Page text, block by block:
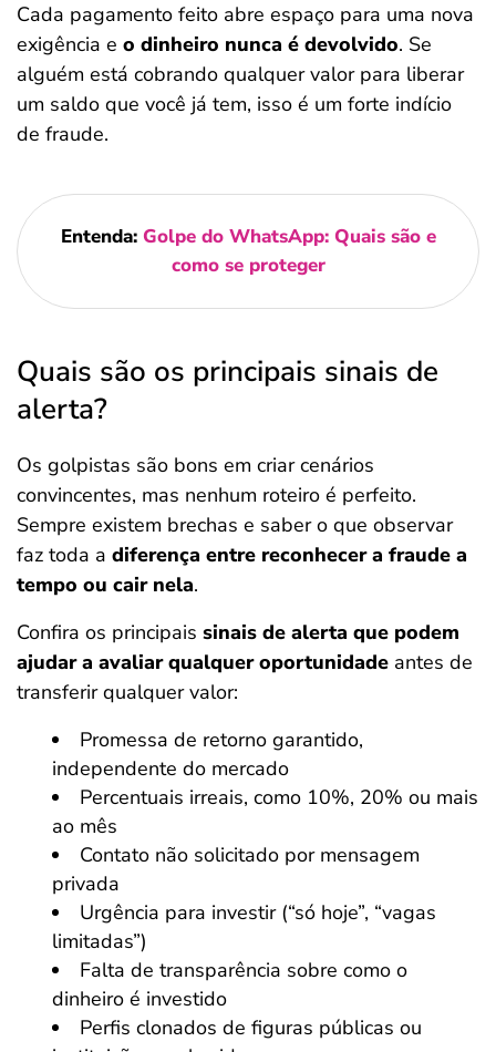
Cada pagamento feito abre espaço para uma nova
exigência e o dinheiro nunca é devolvido. Se
alguém está cobrando qualquer valor para liberar
um saldo que você já tem, isso é um forte indício
de fraude.
Entenda: Golpe do WhatsApp: Quais são e
como se proteger
Quais são os principais sinais de
alerta?
Os golpistas são bons em criar cenários
convincentes, mas nenhum roteiro é perfeito.
Sempre existem brechas e saber o que observar
faz toda a diferença entre reconhecer a fraude a
tempo ou cair nela.
Confira os principais sinais de alerta que podem
ajudar a avaliar qualquer oportunidade antes de
transferir qualquer valor:
Promessa de retorno garantido,
independente do mercado
Percentuais irreais, como 10%, 20% ou mais
ao mês
Contato não solicitado por mensagem
privada
Urgência para investir (“só hoje”, “vagas
limitadas”)
Falta de transparência sobre como o
dinheiro é investido
Perfis clonados de figuras públicas ou